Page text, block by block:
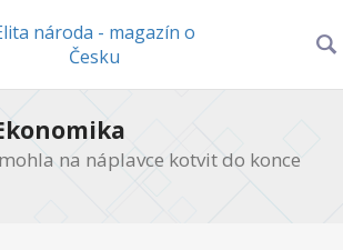
národa - magazín o
Česku
na náplavce kotvit do konce